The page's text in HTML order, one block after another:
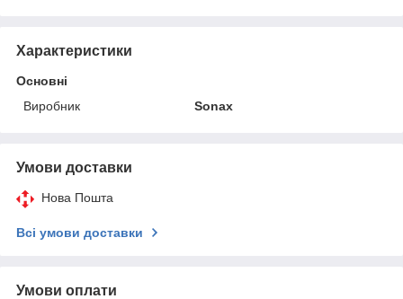
Характеристики
Основні
Виробник
Sonax
Умови доставки
Нова Пошта
Всі умови доставки
Умови оплати